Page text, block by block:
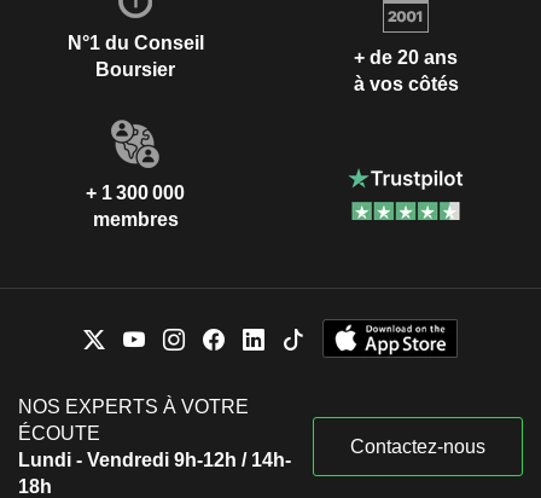
N°1 du Conseil
Boursier
+ de 20 ans
à vos côtés
+ 1 300 000
membres
NOS EXPERTS À VOTRE
ÉCOUTE
Lundi - Vendredi 9h-12h / 14h-
18h
Contactez-nous